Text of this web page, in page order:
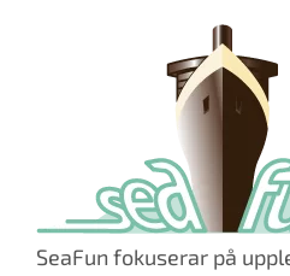
SeaFun fokuserar på